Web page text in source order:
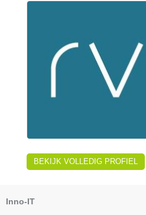
BEKIJK VOLLEDIG PROFIEL
Inno-IT